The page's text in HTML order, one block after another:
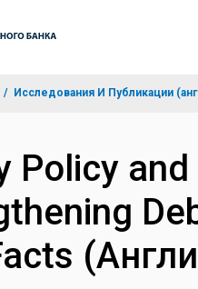
Исследования И Публикации
Policy